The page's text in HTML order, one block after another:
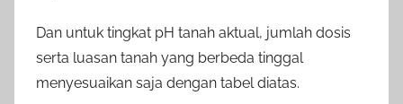
Dan untuk tingkat pH tanah aktual, jumlah dosis
serta luasan tanah yang berbeda tinggal
menyesuaikan saja dengan tabel diatas.